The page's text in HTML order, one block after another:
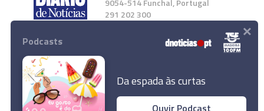
9054-514 Funchal, Portugal
291 202 300
Instale a nossa App
Podcasts
Da espada às curtas
Ouvir Podcast
×